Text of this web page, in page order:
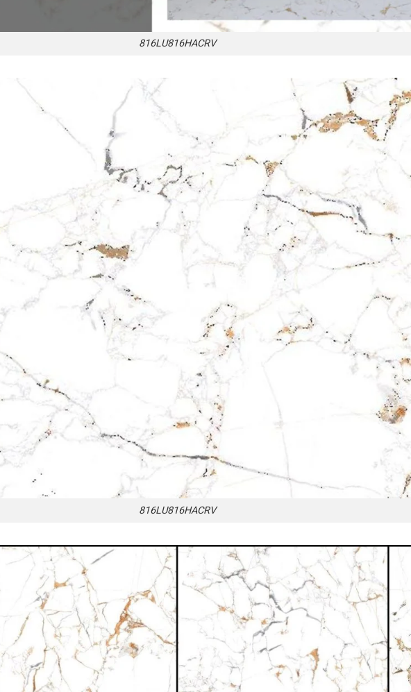
816LU816HACRV
816LU816HACRV